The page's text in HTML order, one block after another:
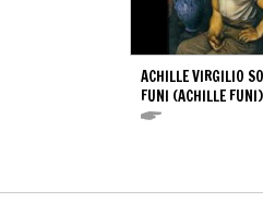
ACHILLE VIRGILIO
FUNI (ACHILLE FUNI)